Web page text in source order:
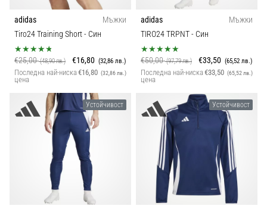
adidas
Мъжки
Tiro24 Training Short- Син
€25,00(48,90 лв.) €16,80 (32,86 лв.)
Последна най-ниска
цена
€16,80 (32,86 лв.)
adidas
Мъжки
TIRO24 TRPNT- Син
€50,00(97,79 лв.) €33,50 (65,52 лв.)
Последна най-ниска
цена
€33,50 (65,52 лв.)
Устойчивост Устойчивост